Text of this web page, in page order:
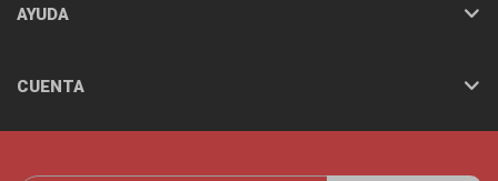
AYUDA
CUENTA